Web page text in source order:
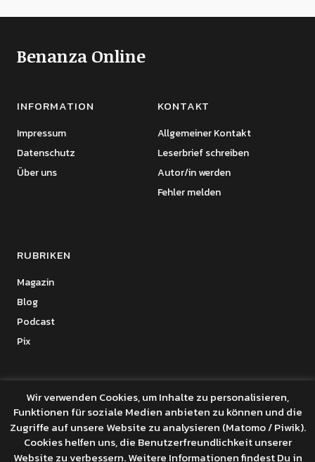
Benanza Online
INFORMATION
Impressum
Datenschutz
Über uns
KONTAKT
Allgemeiner Kontakt
Leserbrief schreiben
Autor/in werden
Fehler melden
RUBRIKEN
Magazin
Blog
Podcast
Pix
Copyright © 2026 Benanza Online
Datenschutz
Powered by WordPress
Theme: Uku vonElmastudio
Wir verwenden Cookies, um Inhalte zu personalisieren,
Funktionen für soziale Medien anbieten zu können und die
Zugriffe auf unsere Website zu analysieren (Matomo / Piwik).
Cookies helfen uns, die Benutzerfreundlichkeit unserer
Website zu verbessern. Weitere Informationen findest Du in